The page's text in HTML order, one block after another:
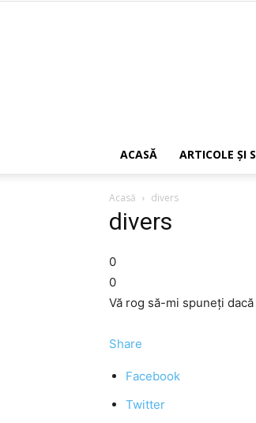
ACASĂ ARTICOLE ŞI
Acasă divers
divers
0
0
Vă rog să-mi spuneţi
Share
Facebook
Twitter